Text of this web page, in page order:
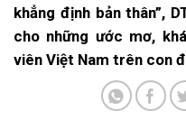
khẳng định bản thân”,
cho những ước mơ,
viên Việt Nam trên con